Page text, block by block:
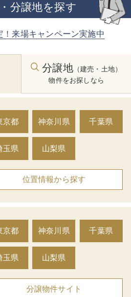
分譲地を探す
！来場キャンペーン実施中
分譲地（建売・土地）
物件をお探しなら
京都 神奈川県 千葉県
玉県 山梨県
位置情報から探す
京都 神奈川県 千葉県
玉県 山梨県
分譲物件サイト